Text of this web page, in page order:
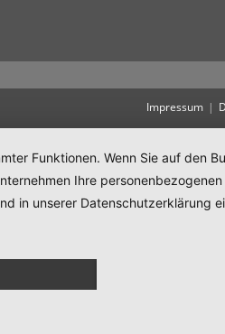
Impressum
Funktionen. Wenn Sie auf den
Ihre
in unserer Datenschutzerklärung